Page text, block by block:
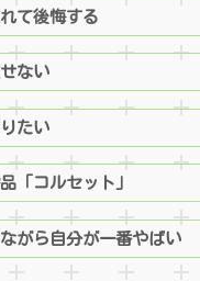
て後悔する
ない
たい
「コルセット」
がら自分が一番やばい